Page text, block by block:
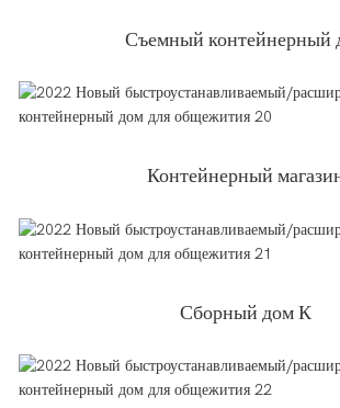
Съемный контейнерный
Контейнерный
Сборный дом К